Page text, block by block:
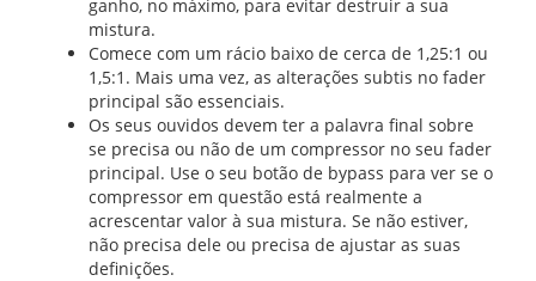
ganho, no máximo, para evitar destruir a sua
mistura.
Comece com um rácio baixo de cerca de 1,25:1 ou
1,5:1. Mais uma vez, as alterações subtis no fader
principal são essenciais.
Os seus ouvidos devem ter a palavra final sobre
se precisa ou não de um compressor no seu fader
principal. Use o seu botão de bypass para ver se o
compressor em questão está realmente a
acrescentar valor à sua mistura. Se não estiver,
não precisa dele ou precisa de ajustar as suas
definições.